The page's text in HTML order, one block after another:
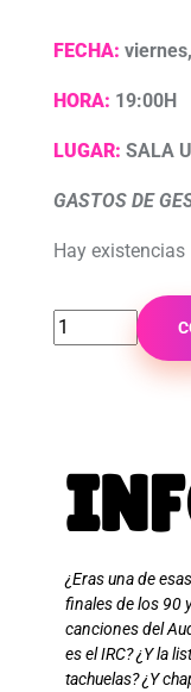
FECHA:
HORA: 19:00H
LUGAR: SALA
GASTOS DE
Hay existencias
¿Eras una de
finales de los 90
canciones del
es el IRC? ¿Y la
tachuelas? ¿Y